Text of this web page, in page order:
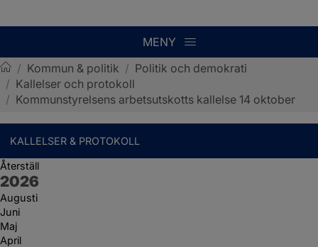
MENY
Sotenäs kommun
/ Kommun & politik / Politik och demokrati
/ Kallelser och protokoll
/ Kommunstyrelsens arbetsutskotts kallelse 14 oktober
KALLELSER & PROTOKOLL
Återställ
År:
2026
Augusti
Juni
Maj
April